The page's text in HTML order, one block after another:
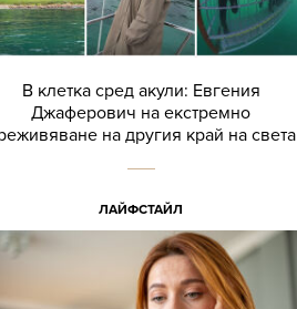
В клетка сред акули: Евгения
Джаферович на екстремно
на другия край на света
ЛАЙФСТАЙЛ